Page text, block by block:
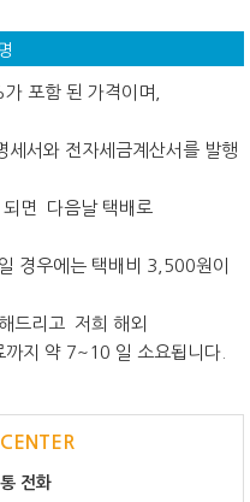
포함 된 가격이며,
서와 전자세금계산서를 발행
면 다음날 택배로
경우에는 택배비 3,500원이
드리고 저희 해외
지 약 7~10 일 소요됩니다.
CENTER
전화